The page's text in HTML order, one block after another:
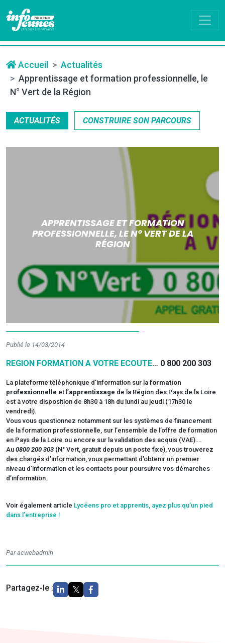
Accueil
Actualités
Apprentissage et formation professionnelle, le
N° Vert de la Région
ACTUALITÉS CONSTRUIRE SON PARCOURS
APPRENTISSAGE ET FORMATION
PROFESSIONNELLE, LE N° VERT DE LA
RÉGION
Publié le 14/03/2014
REGION FORMATION A VOTRE ECOUTE… 0 800 200 303
La plateforme téléphonique d’information sur la formation
professionnelle et l’apprentissage de la Région des Pays de la Loire
est à votre disposition de 8h30 à 18h du lundi au jeudi (17h30 le
vendredi).
Vous vous questionnez notamment sur les systèmes de financement
de la formation professionnelle, sur l’ensemble de l’offre de formation
en Pays de la Loire ou encore sur la validation des acquis (VAE)….
Au 0800 200 303 (N° Vert, gratuit depuis un poste fixe), vous trouverez
des chargés d’information, vous permettant d’obtenir un premier
niveau d’information et les contacts pour poursuivre vos démarches
d’information.
Voir également article Lycéens pro et apprentis, ayez plus qu’un pied
dans l’entreprise !
Par acwebadmin
Partagez-le :